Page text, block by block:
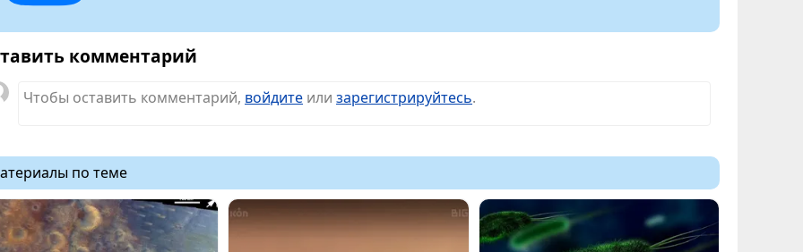
комментарий
Чтобы оставить комментарий, войдите или зарегистрируйтесь.
по теме